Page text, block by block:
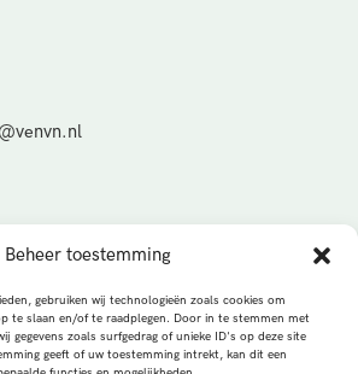
Beheer toestemming
gebruiken wij technologieën zoals cookies om
te slaan en/of te raadplegen. Door in te stemmen met
gegevens zoals surfgedrag of unieke ID's op deze site
geeft of uw toestemming intrekt, kan dit een
V&VN worden gefinancierd
van het ministerie van Volksgezondheid,
beheerd door ZonMw.